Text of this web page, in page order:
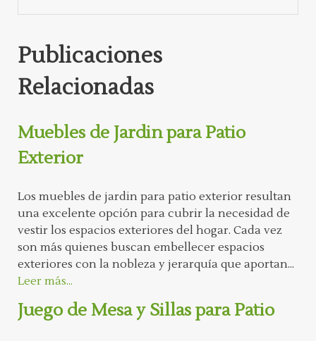
Publicaciones
Relacionadas
Muebles de Jardin para Patio
Exterior
Los muebles de jardin para patio exterior resultan
una excelente opción para cubrir la necesidad de
vestir los espacios exteriores del hogar. Cada vez
son más quienes buscan embellecer espacios
exteriores con la nobleza y jerarquía que aportan...
Leer más...
Juego de Mesa y Sillas para Patio